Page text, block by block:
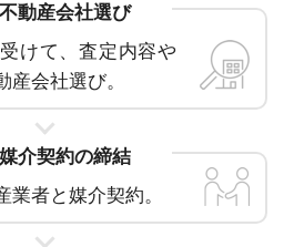
不動産会社選び
けて、査定内容や
会社選び。
媒介契約の締結
者と媒介契約。